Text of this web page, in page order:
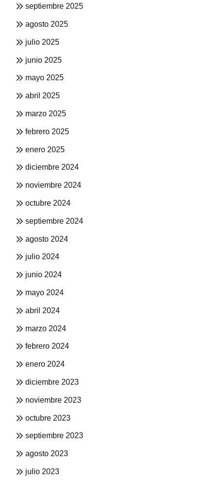
septiembre 2025
agosto 2025
julio 2025
junio 2025
mayo 2025
abril 2025
marzo 2025
febrero 2025
enero 2025
diciembre 2024
noviembre 2024
octubre 2024
septiembre 2024
agosto 2024
julio 2024
junio 2024
mayo 2024
abril 2024
marzo 2024
febrero 2024
enero 2024
diciembre 2023
noviembre 2023
octubre 2023
septiembre 2023
agosto 2023
julio 2023